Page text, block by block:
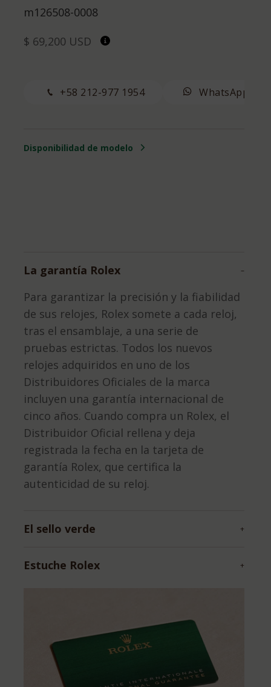
m126508-0008
$ 69,200 USD
+58 212-977 1954 WhatsApp
Disponibilidad de modelo
La garantía Rolex –
Para garantizar la precisión y la fiabilidad
de sus relojes, Rolex somete a cada reloj,
tras el ensamblaje, a una serie de
pruebas estrictas. Todos los nuevos
relojes adquiridos en uno de los
Distribuidores Oficiales de la marca
incluyen una garantía internacional de
cinco años. Cuando compra un Rolex, el
Distribuidor Oficial rellena y deja
registrada la fecha en la tarjeta de
garantía Rolex, que certifica la
autenticidad de su reloj.
El sello verde +
Estuche Rolex +